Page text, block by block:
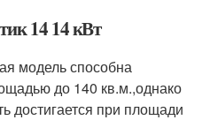
14 14 кВт
модель способна
до 140 кв.м.,однако
достигается при площади